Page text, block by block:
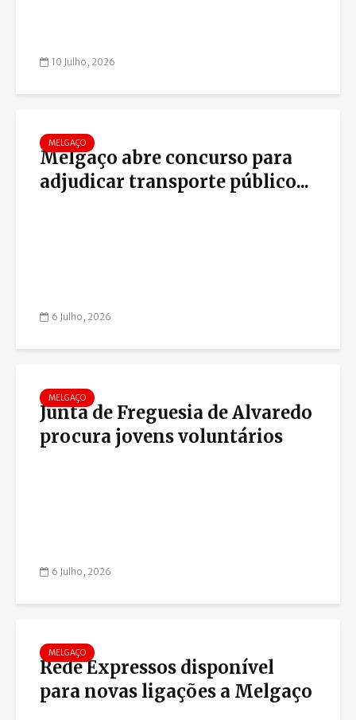
10 Julho, 2026
MELGAÇO
Melgaço abre concurso para
adjudicar transporte público...
6 Julho, 2026
MELGAÇO
Junta de Freguesia de Alvaredo
procura jovens voluntários
6 Julho, 2026
MELGAÇO
Rede Expressos disponível
para novas ligações a Melgaço